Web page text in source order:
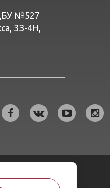
№527
33-4Н,